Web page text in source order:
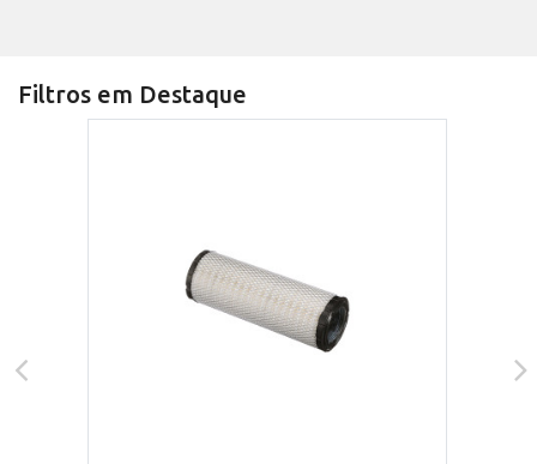
Filtros em Destaque